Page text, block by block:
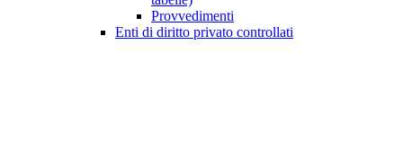
Provvedimenti
Enti di diritto privato controllati